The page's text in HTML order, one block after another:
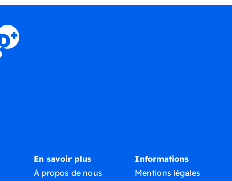
En savoir plus
À propos de nous
Informations
Mentions légales